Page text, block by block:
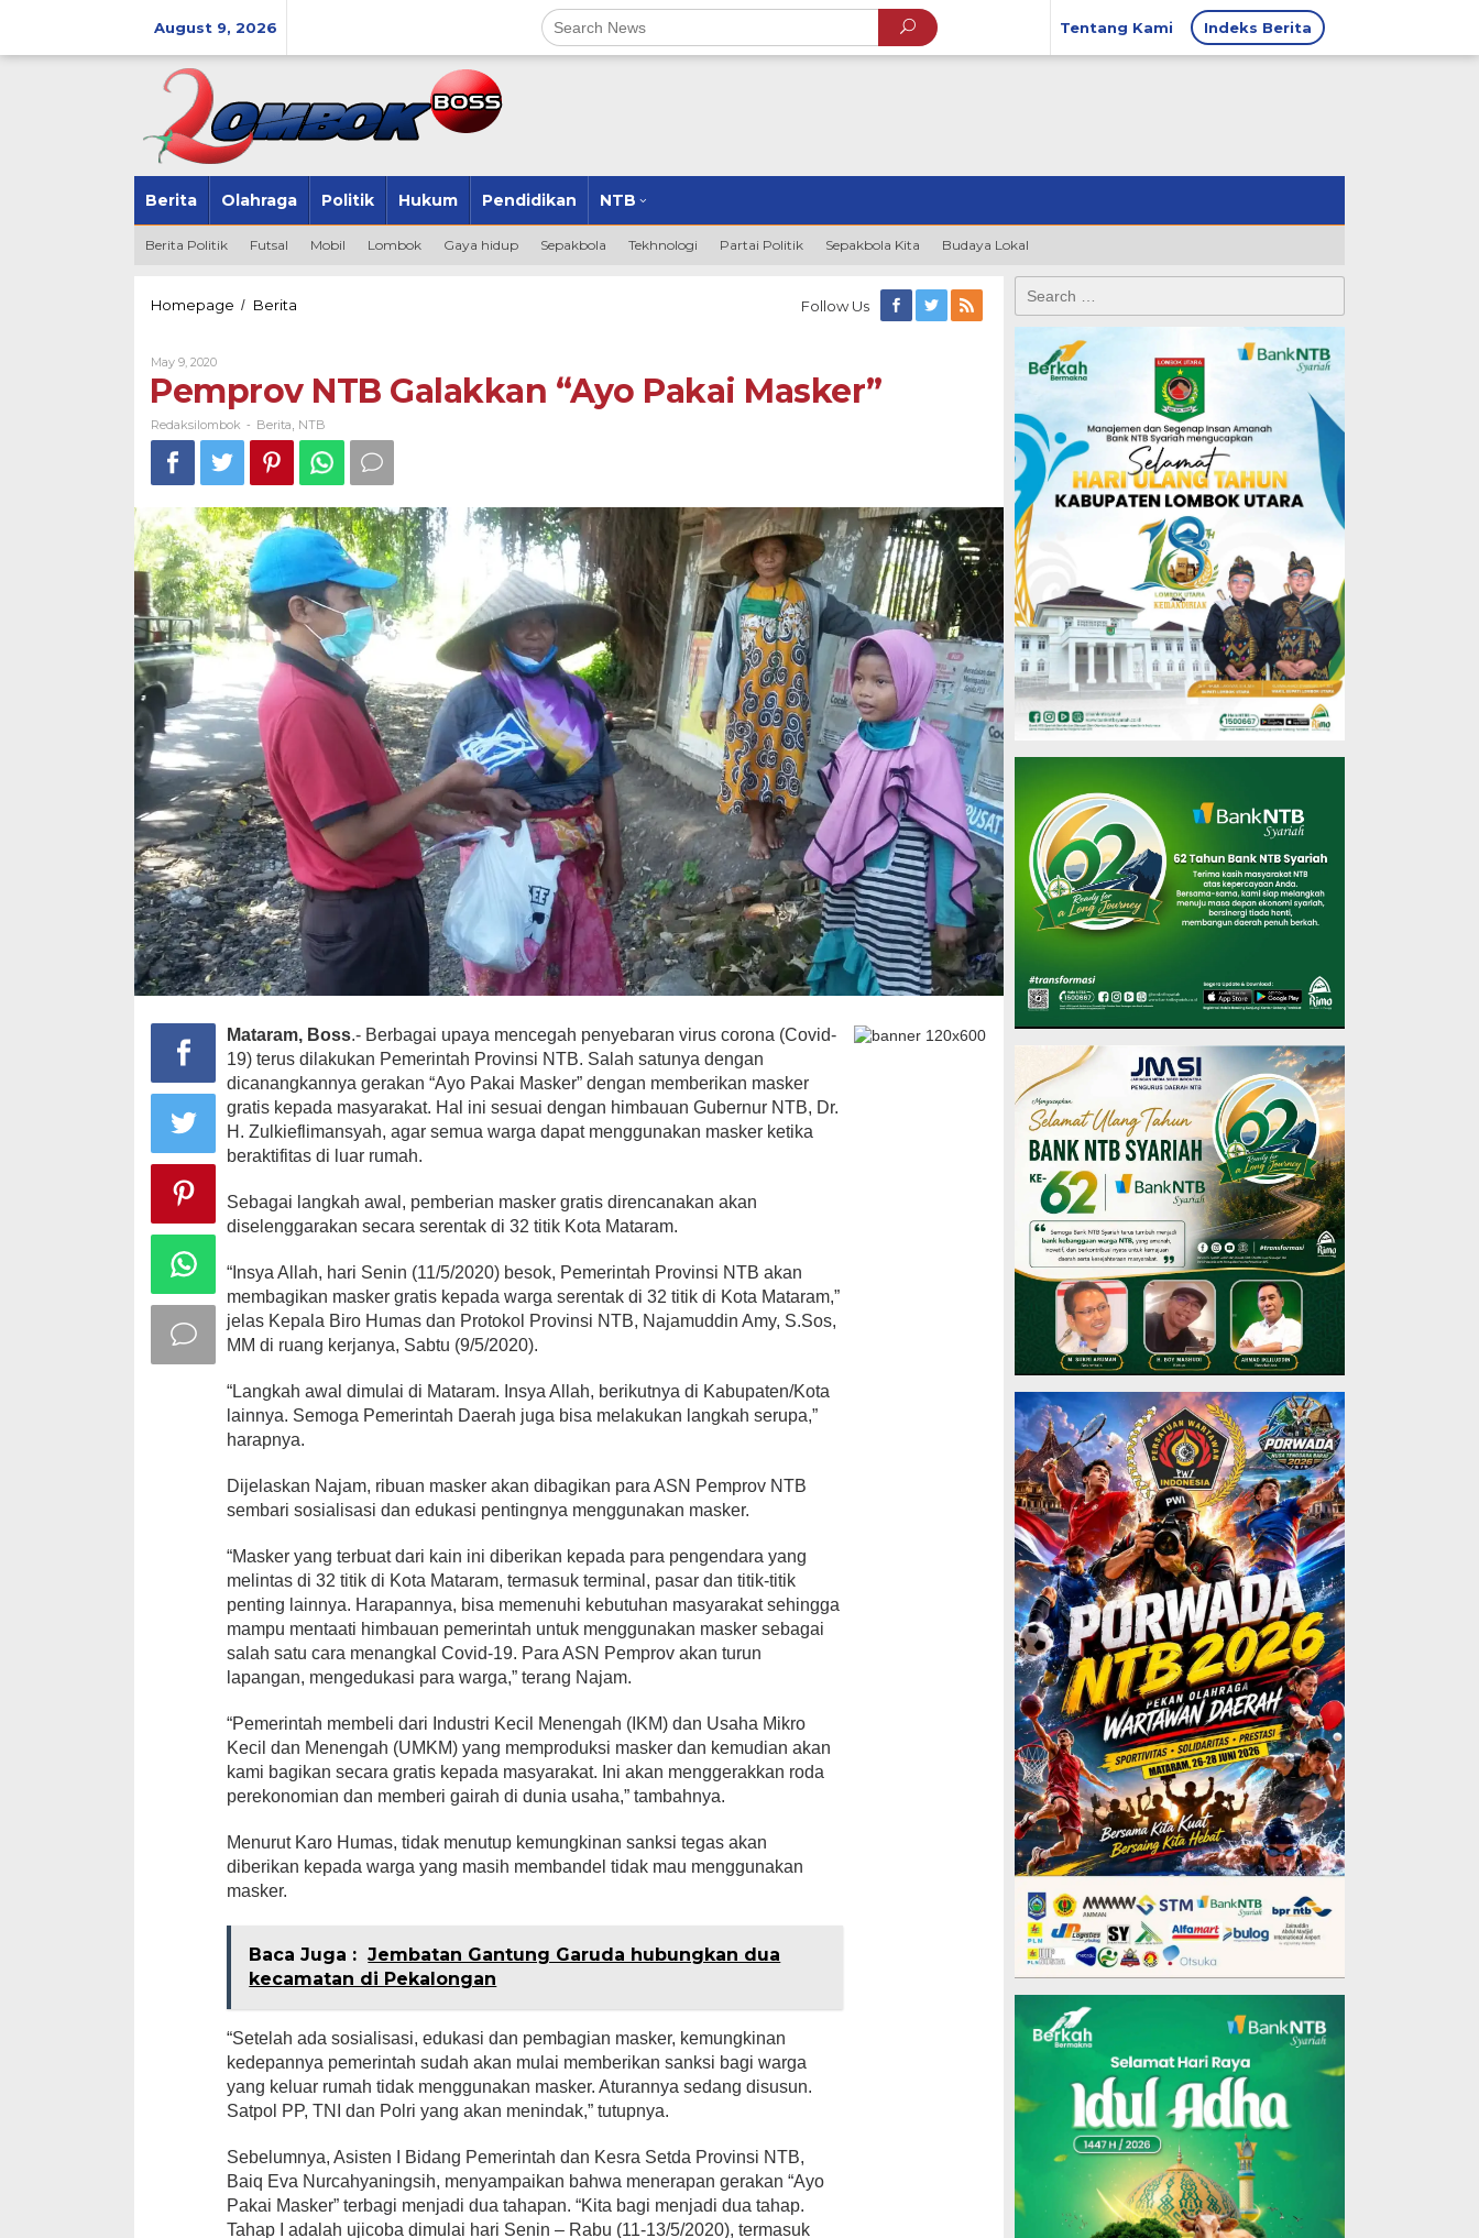
August 9, 2026 Tentang Kami Indeks Berita
Berita Olahraga Politik Hukum Pendidikan NTB
Berita Politik Futsal Mobil Lombok Gaya hidup Sepakbola Tekhnologi Partai Politik Sepakbola Kita Budaya Lokal
Homepage / Berita
Pakai
Masker"
Follow Us
May 9, 2020By
Pemprov NTB Galakkan “Ayo Pakai Masker”
Redaksilombok - Berita NTB
Mataram, Boss.- Berbagai upaya mencegah penyebaran virus corona (Covid-
19) terus dilakukan Pemerintah Provinsi NTB. Salah satunya dengan
dicanangkannya gerakan “Ayo Pakai Masker” dengan memberikan masker
gratis kepada masyarakat. Hal ini sesuai dengan himbauan Gubernur NTB, Dr.
H. Zulkieflimansyah, agar semua warga dapat menggunakan masker ketika
beraktifitas di luar rumah.
Sebagai langkah awal, pemberian masker gratis direncanakan akan
diselenggarakan secara serentak di 32 titik Kota Mataram.
“Insya Allah, hari Senin (11/5/2020) besok, Pemerintah Provinsi NTB akan
membagikan masker gratis kepada warga serentak di 32 titik di Kota Mataram,”
jelas Kepala Biro Humas dan Protokol Provinsi NTB, Najamuddin Amy, S.Sos,
MM di ruang kerjanya, Sabtu (9/5/2020).
“Langkah awal dimulai di Mataram. Insya Allah, berikutnya di Kabupaten/Kota
lainnya. Semoga Pemerintah Daerah juga bisa melakukan langkah serupa,”
harapnya.
Dijelaskan Najam, ribuan masker akan dibagikan para ASN Pemprov NTB
sembari sosialisasi dan edukasi pentingnya menggunakan masker.
“Masker yang terbuat dari kain ini diberikan kepada para pengendara yang
melintas di 32 titik di Kota Mataram, termasuk terminal, pasar dan titik-titik
penting lainnya. Harapannya, bisa memenuhi kebutuhan masyarakat sehingga
mampu mentaati himbauan pemerintah untuk menggunakan masker sebagai
salah satu cara menangkal Covid-19. Para ASN Pemprov akan turun
lapangan, mengedukasi para warga,” terang Najam.
“Pemerintah membeli dari Industri Kecil Menengah (IKM) dan Usaha Mikro
Kecil dan Menengah (UMKM) yang memproduksi masker dan kemudian akan
kami bagikan secara gratis kepada masyarakat. Ini akan menggerakkan roda
perekonomian dan memberi gairah di dunia usaha,” tambahnya.
Menurut Karo Humas, tidak menutup kemungkinan sanksi tegas akan
diberikan kepada warga yang masih membandel tidak mau menggunakan
masker.
Baca Juga : Jembatan Gantung Garuda hubungkan dua
kecamatan di Pekalongan
“Setelah ada sosialisasi, edukasi dan pembagian masker, kemungkinan
kedepannya pemerintah sudah akan mulai memberikan sanksi bagi warga
yang keluar rumah tidak menggunakan masker. Aturannya sedang disusun.
Satpol PP, TNI dan Polri yang akan menindak,” tutupnya.
Sebelumnya, Asisten I Bidang Pemerintah dan Kesra Setda Provinsi NTB,
Baiq Eva Nurcahyaningsih, menyampaikan bahwa menerapan gerakan “Ayo
Pakai Masker” terbagi menjadi dua tahapan. “Kita bagi menjadi dua tahap.
Tahap I adalah ujicoba dimulai hari Senin – Rabu (11-13/5/2020), termasuk
for: